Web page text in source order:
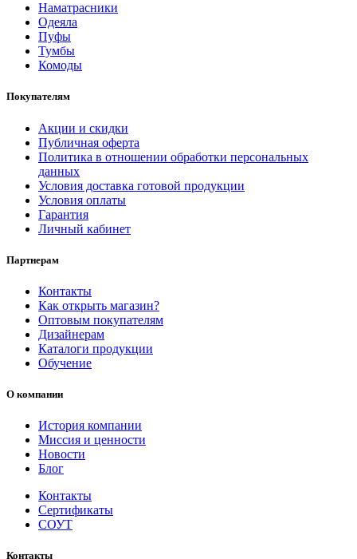
Наматрасники
Одеяла
Пуфы
Тумбы
Комоды
Покупателям
Акции и скидки
Публичная оферта
Политика в отношении обработки персональных
данных
Условия доставка готовой продукции
Условия оплаты
Гарантия
Личный кабинет
Партнерам
Контакты
Как открыть магазин?
Оптовым покупателям
Дизайнерам
Каталоги продукции
Обучение
О компании
История компании
Миссия и ценности
Новости
Блог
Контакты
Сертификаты
СОУТ
Контакты